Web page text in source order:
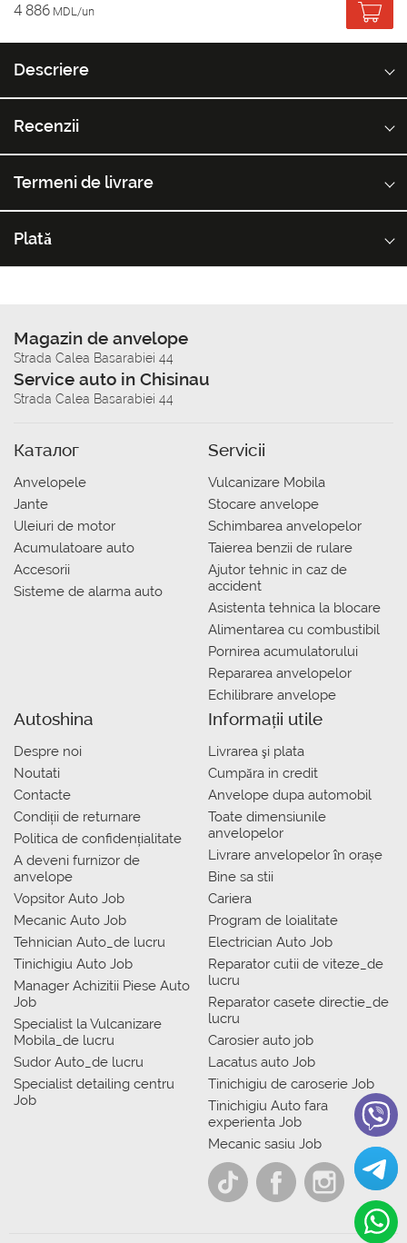
4 886 MDL/un
Descriere
Recenzii
Termeni de livrare
Plată
Magazin de anvelope
Strada Calea Basarabiei 44
Service auto in Chisinau
Strada Calea Basarabiei 44
Каталог
Anvelopele
Jante
Uleiuri de motor
Acumulatoare auto
Accesorii
Sisteme de alarma auto
Servicii
Vulcanizare Mobila
Stocare anvelope
Schimbarea anvelopelor
Taierea benzii de rulare
Ajutor tehnic in caz de
accident
Asistenta tehnica la blocare
Alimentarea cu combustibil
Pornirea acumulatorului
Repararea anvelopelor
Echilibrare anvelope
Autoshina
Despre noi
Noutati
Contacte
Condiții de returnare
Politica de confidențialitate
A deveni furnizor de
anvelope
Vopsitor Auto Job
Mecanic Auto Job
Tehnician Auto_de lucru
Tinichigiu Auto Job
Manager Achizitii Piese Auto
Job
Specialist la Vulcanizare
Mobila_de lucru
Sudor Auto_de lucru
Specialist detailing centru
Job
Informații utile
Livrarea şi plata
Сumpăra in credit
Anvelope dupa automobil
Toate dimensiunile
anvelopelor
Livrare anvelopelor în orașe
Bine sa stii
Cariera
Program de loialitate
Electrician Auto Job
Reparator cutii de viteze_de
lucru
Reparator casete directie_de
lucru
Carosier auto job
Lacatus auto Job
Tinichigiu de caroserie Job
Tinichigiu Auto fara
experienta Job
Mecanic sasiu Job